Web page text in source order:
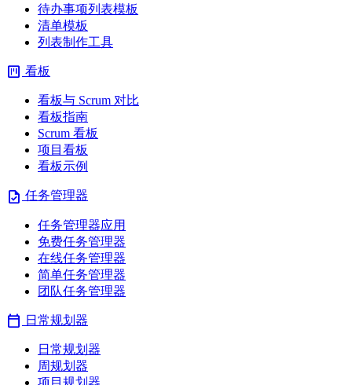
待办事项列表模板
清单模板
列表制作工具
view_kanban 看板
看板与 Scrum 对比
看板指南
Scrum 看板
项目看板
看板示例
task 任务管理器
任务管理器应用
免费任务管理器
在线任务管理器
简单任务管理器
团队任务管理器
calendar_today 日常规划器
日常规划器
周规划器
项目规划器